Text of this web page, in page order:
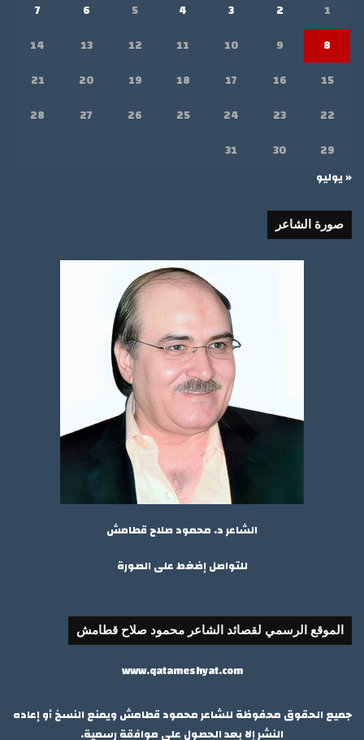
1
2
3
4
5
6
7
8
9
10
11
12
13
14
15
16
17
18
19
20
21
22
23
24
25
26
27
28
29
30
31
« يوليو
صورة الشاعر
الشاعر د. محمود صلاح قطامش
للتواصل إضغط على الصورة
الموقع الرسمي لقصائد الشاعر محمود صلاح قطامش
www.qatameshyat.com
جميع الحقوق محفوظة للشاعر محمود قطامش ويمنع النسخ أو إعاده
النشر إلا بعد الحصول علي موافقة رسمية.